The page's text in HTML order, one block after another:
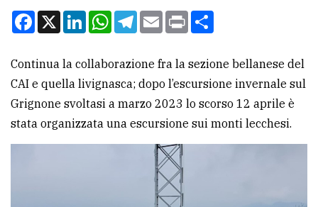
Per
la
pubblicità
Cerca
Facebook
X LinkedInWhatsApp
Telegram
EmailPrint
Continua la collaborazione fra la sezione bellanese del
CAI e quella livignasca; dopo l’escursione invernale sul
Grignone svoltasi a marzo 2023 lo scorso 12 aprile è
stata organizzata una escursione sui monti lecchesi.